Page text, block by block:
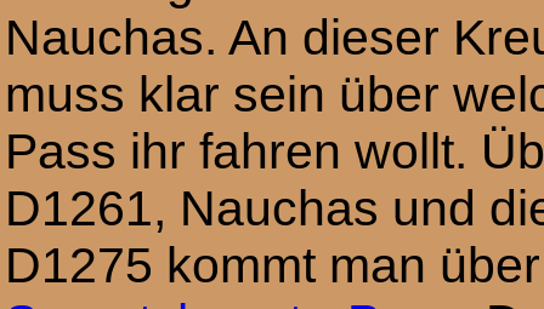
Nauchas. An dieser
muss klar sein über
Pass ihr fahren wollt.
D1261, Nauchas und
D1275 kommt man